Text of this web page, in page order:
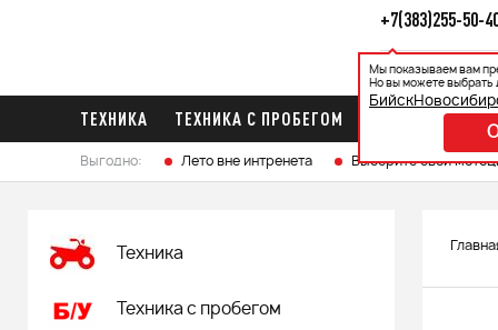
+7(383)255-50-
Мы показываем вам
Но вы можете выбрать
Бийск
Каталог
ТЕХНИКА ТЕХНИКА С ПРОБЕГОМ
Выгодно: Лето вне интренета Выберите свой
Техника
Техника с пробегом